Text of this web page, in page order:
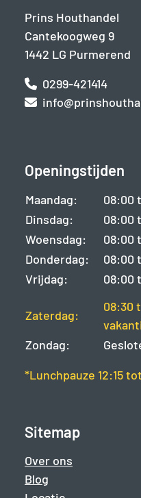
Prins Houthandel
Cantekoogweg 9
1442 LG Purmerend
0299-421414
Openingstijden
Maandag:
08:00
Dinsdag:
08:00
Woensdag:
08:00
Donderdag:
08:00
Vrijdag:
08:00
Zaterdag:
08:30
Zondag:
*Lunchpauze 12:15
Sitemap
Over ons
Blog